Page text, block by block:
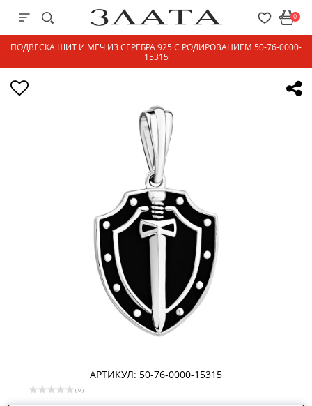
0
ПОДВЕСКА ЩИТ И МЕЧ ИЗ СЕРЕБРА 925 С РОДИРОВАНИЕМ 50-76-0000-
15315
АРТИКУЛ: 50-76-0000-15315
( 0 )